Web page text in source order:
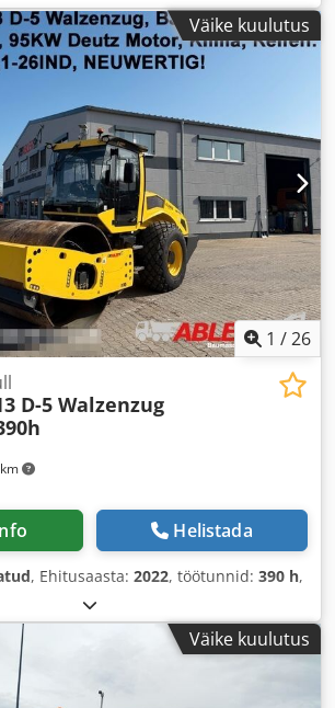
Väike kuulutus
1 /26
D-5 Walzenzug
Helistada
, Ehitusaasta: 2022, töötunnid: 390 h,
Väike kuulutus